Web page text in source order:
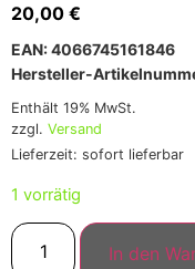
20,00 €
EAN: 4066745161846
Hersteller-
Enthält 19% MwSt.
zzgl. Versand
Lieferzeit: sofort lieferbar
1 vorrätig
In den